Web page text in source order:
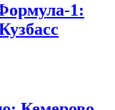
1: